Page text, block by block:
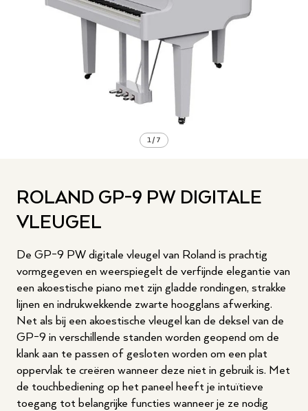
1/ 7
ROLAND GP-9 PW DIGITALE
VLEUGEL
De GP-9 PW digitale vleugel van Roland is prachtig
vormgegeven en weerspiegelt de verfijnde elegantie van
een akoestische piano met zijn gladde rondingen, strakke
lijnen en indrukwekkende zwarte hoogglans afwerking.
Net als bij een akoestische vleugel kan de deksel van de
GP-9 in verschillende standen worden geopend om de
klank aan te passen of gesloten worden om een plat
oppervlak te creëren wanneer deze niet in gebruik is. Met
de touchbediening op het paneel heeft je intuïtieve
toegang tot belangrijke functies wanneer je ze nodig